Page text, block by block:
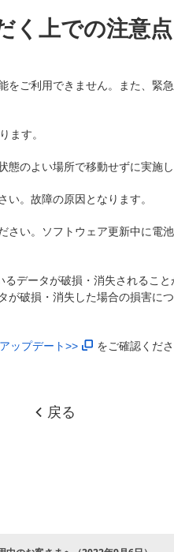
く上での注意点
ご利用できません。また、緊
ます。
のよい場所で移動せずに実施し
。故障の原因となります。
い。ソフトウェア更新中に電
データが破損・消失されるこ
破損・消失した場合の損害に
ップデート>> をご確認くださ
戻る